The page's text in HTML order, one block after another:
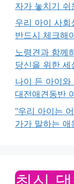
자가 놓치기 쉬
우리 아이 사회
반드시 체크해
노령견과 함께
당신을 위한 세
나이 든 아이
대전애견동반
“우리 아이는
가가 말하는 애